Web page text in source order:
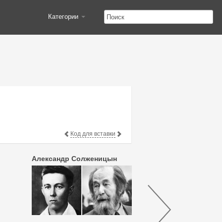
Категории
Код для вставки
Александр Солженицын